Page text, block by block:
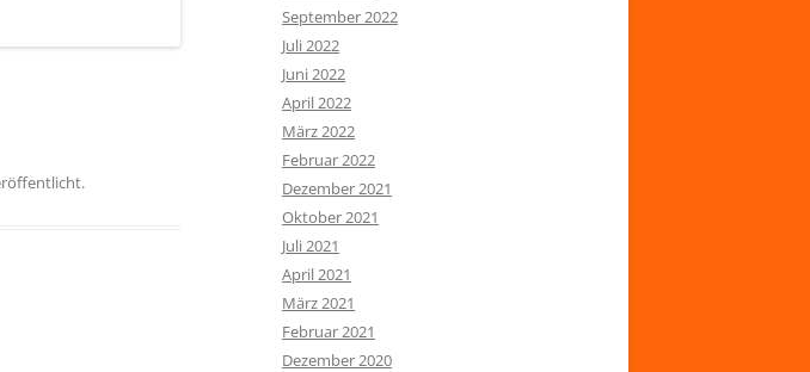
September 2022
Juli 2022
Juni 2022
April 2022
März 2022
Februar 2022
Dezember 2021
Oktober 2021
Juli 2021
April 2021
März 2021
Februar 2021
Dezember 2020